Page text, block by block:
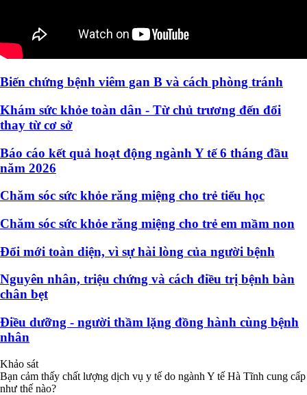
Biến chứng bệnh viêm gan B và cách phòng tránh
Khám sức khỏe toàn dân - Từ chủ trương đến đổi
thay từ cơ sở
Báo cáo kết quả hoạt động ngành Y tế 6 tháng đầu
năm 2026
Chăm sóc sức khỏe răng miệng cho trẻ tiểu học
Chăm sóc sức khỏe răng miệng cho trẻ em mầm non
Đổi mới toàn diện, vì sự hài lòng của người bệnh
Nguyên nhân, triệu chứng và cách điều trị bệnh bàn
chân bẹt
Điều dưỡng - người thầm lặng đồng hành cùng bệnh
nhân
Khảo sát
Bạn cảm thấy chất lượng dịch vụ y tế do ngành Y tế Hà Tĩnh cung cấp
như thế nào?